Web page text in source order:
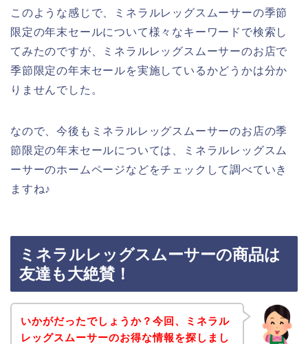
このような感じで、ミネラルレッグスムーサーの季節
限定の年末セールについて様々なキーワードで検索し
てみたのですが、ミネラルレッグスムーサーのお店で
季節限定の年末セールを実施しているかどうかは分か
りませんでした。
なので、今後もミネラルレッグスムーサーのお店の季
節限定の年末セールについては、ミネラルレッグスム
ーサーのホームページなどをチェックして調べていき
ますね♪
ミネラルレッグスムーサーの商品は
友達も大絶賛！
いかがだったでしょうか？今回、ミネラル
レッグスムーサーのお得な情報を探しまし